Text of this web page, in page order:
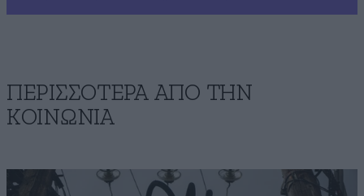
ΠΕΡΙΣΣΟΤΕΡΑ ΑΠΟ ΤΗΝ
ΚΟΙΝΩΝΙΑ